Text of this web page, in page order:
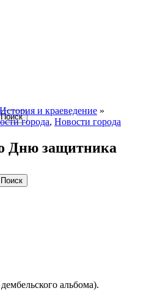
Поиск
Поиск
История и краеведение »
города, Новости города
защитника
альбома).